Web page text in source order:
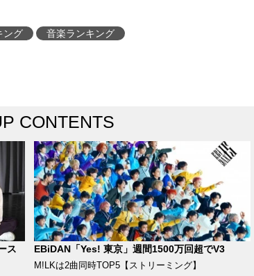
ング 音楽ランキング
CONTENTS
ス EBiDAN「Yes! 東京」週間1500万回超でV3
M!LKは2曲同時TOP5【ストリーミング】